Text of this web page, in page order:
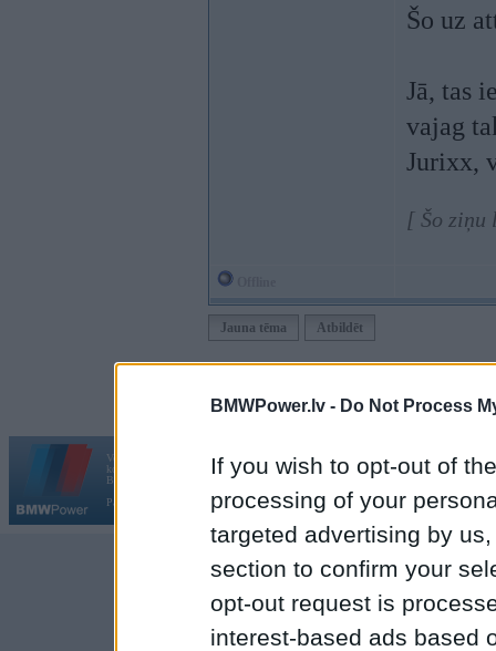
BMWPower.lv - Do Not Process
If you wish to opt-out of
processing of your
targeted advertising by
section to confirm your
opt-out request is
interest-based ads based
Šo uz
Jā, tas
vajag
Jurixx,
[ Šo ziņu
Jauna tēma Atbildēt
Vortāls BMWPower.lv darbojas
kopš 2002. gada 14. maija. Tas nav auto klubs un nav saistīts ar
BMW AG.
Par BMWPower
Kontakti |Reklāma
Galvena|